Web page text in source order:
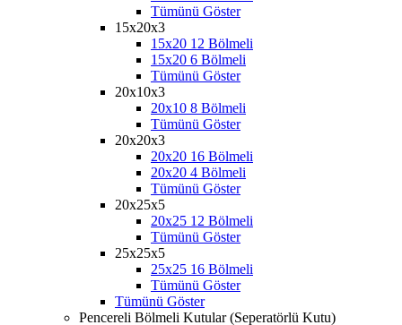
Tümünü Göster
15x20x3
15x20 12 Bölmeli
15x20 6 Bölmeli
Tümünü Göster
20x10x3
20x10 8 Bölmeli
Tümünü Göster
20x20x3
20x20 16 Bölmeli
20x20 4 Bölmeli
Tümünü Göster
20x25x5
20x25 12 Bölmeli
Tümünü Göster
25x25x5
25x25 16 Bölmeli
Tümünü Göster
Tümünü Göster
Pencereli Bölmeli Kutular (Seperatörlü Kutu)